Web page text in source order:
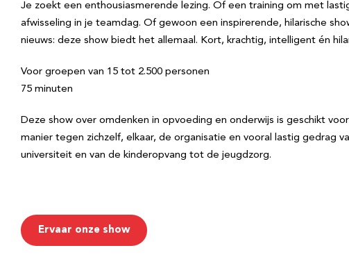
Je zoekt een enthousiasmerende lezing. Of een training om met
afwisseling in je teamdag. Of gewoon een inspirerende, hilarische
nieuws: deze show biedt het allemaal. Kort, krachtig, intelligent én
Voor groepen van 15 tot 2.500 personen
75 minuten
Deze show over omdenken in opvoeding en onderwijs is geschikt
manier tegen zichzelf, elkaar, de organisatie en vooral lastig gedrag
universiteit en van de kinderopvang tot de jeugdzorg.
Ervaar onze show